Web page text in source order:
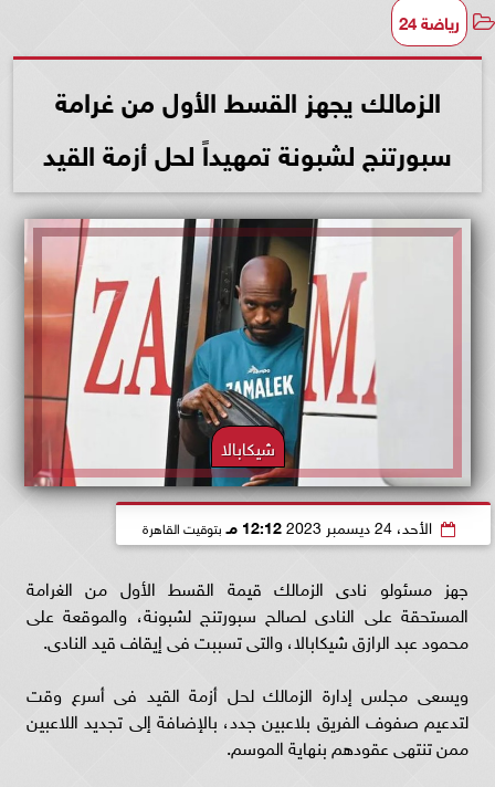
رياضة 24
الزمالك يجهز القسط الأول من غرامة
سبورتنج لشبونة تمهيداً لحل أزمة القيد
شيكابالا
الأحد، 24 ديسمبر 2023 12:12 مـ بتوقيت القاهرة
جهز مسئولو نادى الزمالك قيمة القسط الأول من الغرامة
المستحقة على النادى لصالح سبورتنج لشبونة، والموقعة على
محمود عبد الرازق شيكابالا، والتى تسببت فى إيقاف قيد النادى.
ويسعى مجلس إدارة الزمالك لحل أزمة القيد فى أسرع وقت
لتدعيم صفوف الفريق بلاعبين جدد، بالإضافة إلى تجديد اللاعبين
ممن تنتهى عقودهم بنهاية الموسم.